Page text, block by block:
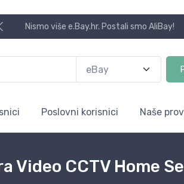
Nismo više e.Bay.hr. Postali smo AliBay!
Poslovni korisnici Naše
Video CCTV Home